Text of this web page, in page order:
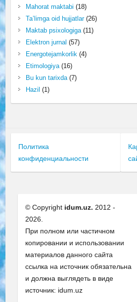
Mahorat maktabi (18)
Ta’limga oid hujjatlar(26)
Maktab psixologiga(11)
Elektron jurnal (57)
Energotejamkorlik(4)
Etimologiya(16)
Bu kun tarixda(7)
Hazil (1)
Политика
конфиденциальности
© Copyright idum.uz. 2012 -
2026.
При полном или частичном
копировании и использовании
материалов данного сайта
ссылка на источник обязательна
и должна выглядеть в виде
источник: idum.uz